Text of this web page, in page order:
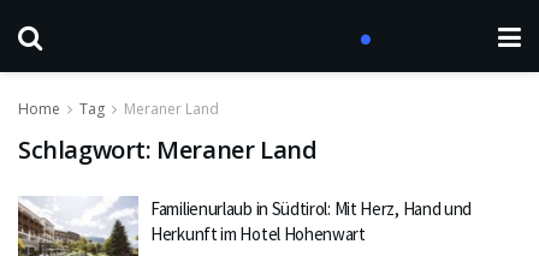
Home Tag Meraner Land
Schlagwort: Meraner Land
Familienurlaub in Südtirol: Mit Herz, Hand und
Herkunft im Hotel Hohenwart